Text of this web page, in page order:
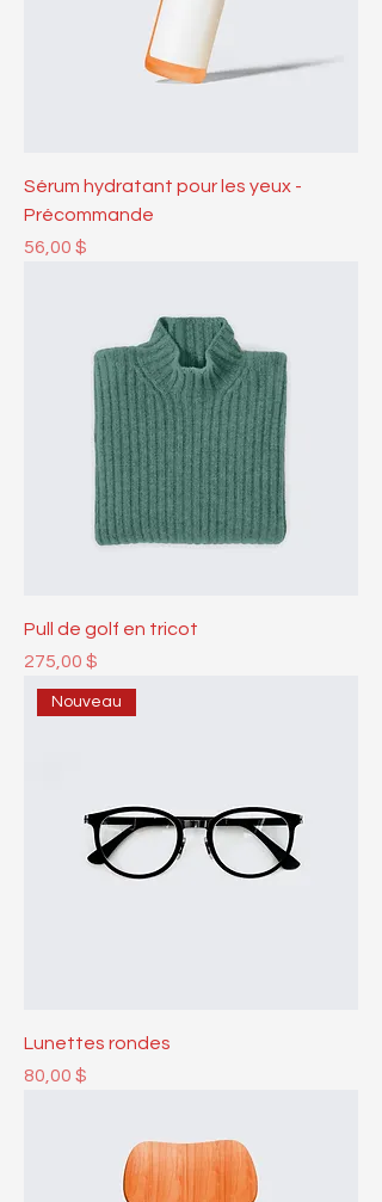
Sérum hydratant pour les yeux -
Précommande
Prix
56,00 $
Pull de golf en tricot
Prix
275,00 $
Nouveau
Lunettes rondes
Prix
80,00 $